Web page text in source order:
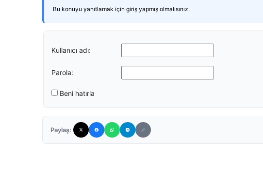
Bu konuyu yanıtlamak için giriş yapmış olmalısınız.
Kullanıcı adı:
Parola:
Beni hatırla
Paylaş: